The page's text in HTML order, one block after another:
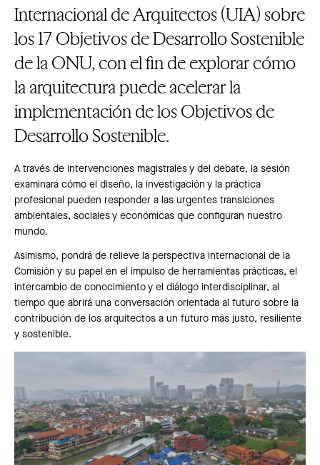
Internacional de Arquitectos (UIA) sobre
los 17 Objetivos de Desarrollo Sostenible
de la ONU, con el fin de explorar cómo
la arquitectura puede acelerar la
implementación de los Objetivos de
Desarrollo Sostenible.
A través de intervenciones magistrales y del debate, la sesión
examinará cómo el diseño, la investigación y la práctica
profesional pueden responder a las urgentes transiciones
ambientales, sociales y económicas que configuran nuestro
mundo.
Asimismo, pondrá de relieve la perspectiva internacional de la
Comisión y su papel en el impulso de herramientas prácticas, el
intercambio de conocimiento y el diálogo interdisciplinar, al
tiempo que abrirá una conversación orientada al futuro sobre la
contribución de los arquitectos a un futuro más justo, resiliente
y sostenible.